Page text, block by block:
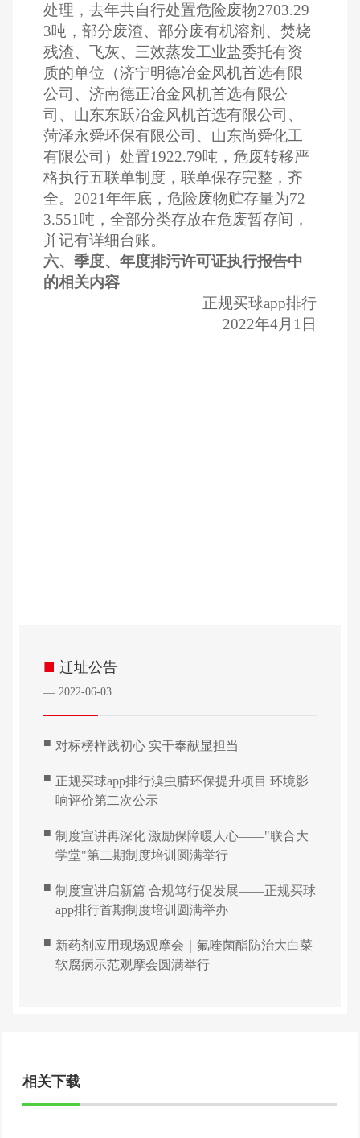
处理，去年共自行处置危险废物2703.29
3吨，部分废渣、部分废有机溶剂、焚烧
残渣、飞灰、三效蒸发工业盐委托有资
质的单位（济宁明德冶金风机首选有限
公司、济南德正冶金风机首选有限公
司、山东东跃冶金风机首选有限公司、
菏泽永舜环保有限公司、山东尚舜化工
有限公司）处置1922.79吨，危废转移严
格执行五联单制度，联单保存完整，齐
全。2021年年底，危险废物贮存量为72
3.551吨，全部分类存放在危废暂存间，
并记有详细台账。
六、季度、年度排污许可证执行报告中
的相关内容
正规买球app排行
2022年4月1日
■ 迁址公告
— 2022-06-03
■ 对标榜样践初心 实干奉献显担当
■ 正规买球app排行溴虫腈环保提升项目 环境影
响评价第二次公示
■ 制度宣讲再深化 激励保障暖人心——"联合大
学堂"第二期制度培训圆满举行
■ 制度宣讲启新篇 合规笃行促发展——正规买球
app排行首期制度培训圆满举办
■ 新药剂应用现场观摩会｜氟喹菌酯防治大白菜
软腐病示范观摩会圆满举行
相关下载